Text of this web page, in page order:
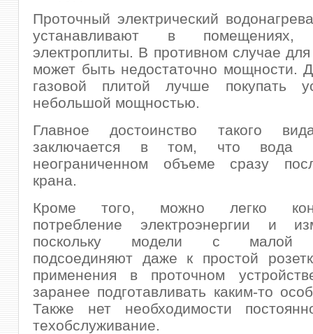
Проточный электрический
устанавливают в
электроплиты. В противном случае
может быть недостаточно мощности.
газовой плитой лучше покупать
небольшой мощностью.
Главное достоинство такого
заключается в том, что вода
неограниченном объеме сразу
крана.
Кроме того, можно легко
потребление электроэнергии и
поскольку модели с малой
подсоединяют даже к простой
применения в проточном
заранее подготавливать каким-то
Также нет необходимости
техобслуживание.